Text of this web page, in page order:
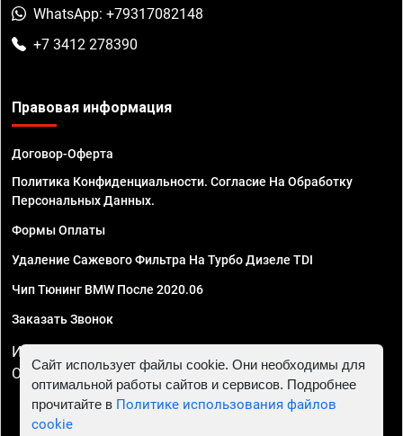
WhatsApp: +79317082148
+7 3412 278390
Правовая информация
Договор-Оферта
Политика Конфиденциальности. Согласие На Обработку
Персональных Данных.
Формы Оплаты
Удаление Сажевого Фильтра На Турбо Дизеле TDI
Чип Тюнинг BMW После 2020.06
Заказать Звонок
ИП Смирнов Георгий Павлович. ИНН 781302555843,
ОГРНИП 324470400032610
Сайт использует файлы cookie. Они необходимы для
оптимальной работы сайтов и сервисов. Подробнее
прочитайте в Политике использования файлов
cookie